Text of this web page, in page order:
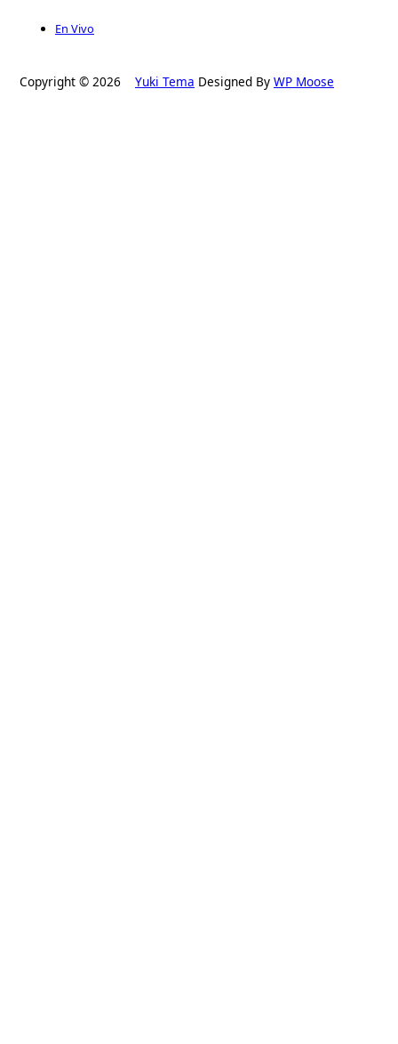
En Vivo
Copyright © 2026 Yuki Tema Designed By WP Moose